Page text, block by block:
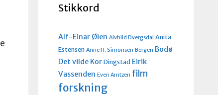
Stikkord
Alf-Einar Øien Alvhild Dvergsdal Anita
Estensen Anne H. Simonsen Bergen Bodø
Det vilde Kor Dingstad Eirik
Vassenden Even Arntzen film
forskning